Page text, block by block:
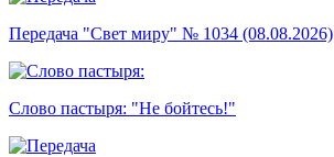
Передача "Свет миру" № 1034 (08.08.2026)
Слово пастыря: "Не бойтесь!"